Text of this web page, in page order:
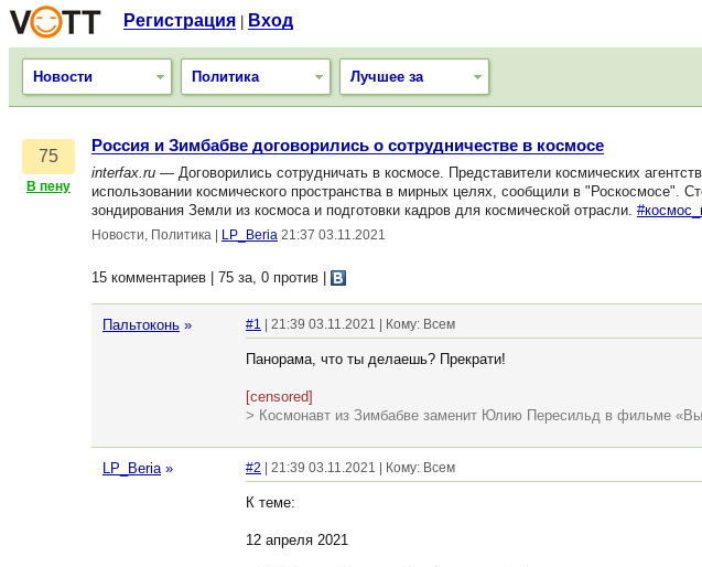
Регистрация Вход
Новости Политика Лучшее за
75
В пену
Россия и Зимбабве договорились о сотрудничестве в космосе
interfax.ru — Договорились сотрудничать в космосе. Представители космических
использовании космического пространства в мирных целях, сообщили в "Роскосмосе".
зондирования Земли из космоса и подготовки кадров для космической отрасли.
Новости, Политика LP_Beria 21:37 03.11.2021
15 комментариев | 75 за, 0 против
Пальтоконь » #1 | 21:39 03.11.2021 | Кому: Всем
Панорама, что ты делаешь? Прекрати!
[censored]
> Космонавт из Зимбабве заменит Юлию Пересильд в фильме
LP_Beria » #2 | 21:39 03.11.2021 | Кому: Всем
К теме:
12 апреля 2021